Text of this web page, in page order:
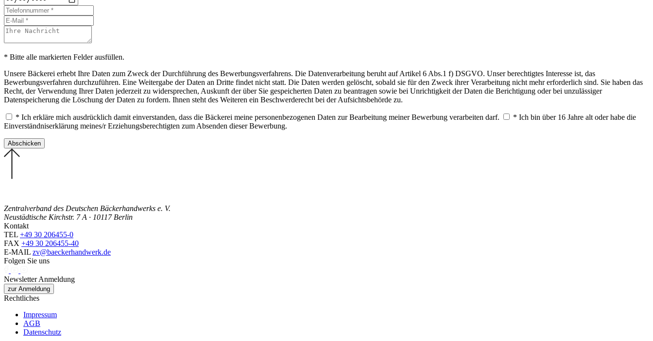
* Bitte alle markierten Felder ausfüllen.
Unsere Bäckerei erhebt Ihre Daten zum Zweck der Durchführung des Bewerbungsverfahrens. Die Datenverarbeitung beruht auf Artikel 6 Abs.1 f) DSGVO. Unser berechtigtes Interesse ist, das
Bewerbungsverfahren durchzuführen. Eine Weitergabe der Daten an Dritte findet nicht statt. Die Daten werden gelöscht, sobald sie für den Zweck ihrer Verarbeitung nicht mehr erforderlich sind. Sie haben das
Recht, der Verwendung Ihrer Daten jederzeit zu widersprechen, Auskunft der über Sie gespeicherten Daten zu beantragen sowie bei Unrichtigkeit der Daten die Berichtigung oder bei unzulässiger
Datenspeicherung die Löschung der Daten zu fordern. Ihnen steht des Weiteren ein Beschwerderecht bei der Aufsichtsbehörde zu.
* Ich erkläre mich ausdrücklich damit einverstanden, dass die Bäckerei meine personenbezogenen Daten zur Bearbeitung meiner Bewerbung verarbeiten darf.
* Ich bin über 16 Jahre alt oder habe die
Einverständniserklärung meines/r Erziehungsberechtigten zum Absenden dieser Bewerbung.
Zentralverband des Deutschen Bäckerhandwerks e. V.
Neustädtische Kirchstr. 7 A · 10117 Berlin
Kontakt
TEL +49 30 206455-0
FAX +49 30 206455-40
E-MAIL zv@baeckerhandwerk.de
Folgen Sie uns
Newsletter Anmeldung
zur Anmeldung
Rechtliches
Impressum
AGB
Datenschutz